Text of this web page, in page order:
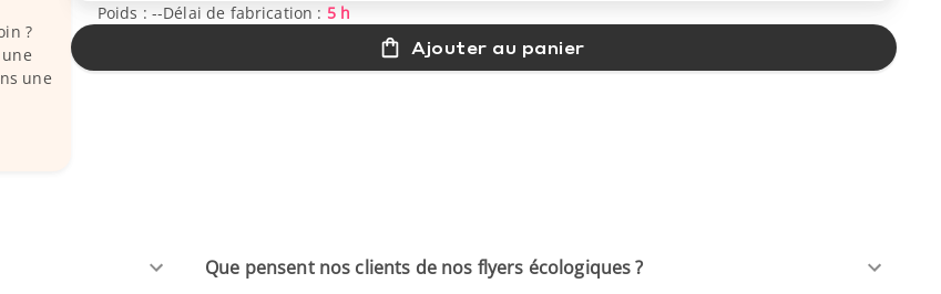
?
une
Poids : --Délai de fabrication : 5 h
Ajouter au panier
Que pensent nos clients de nos flyers écologiques ?